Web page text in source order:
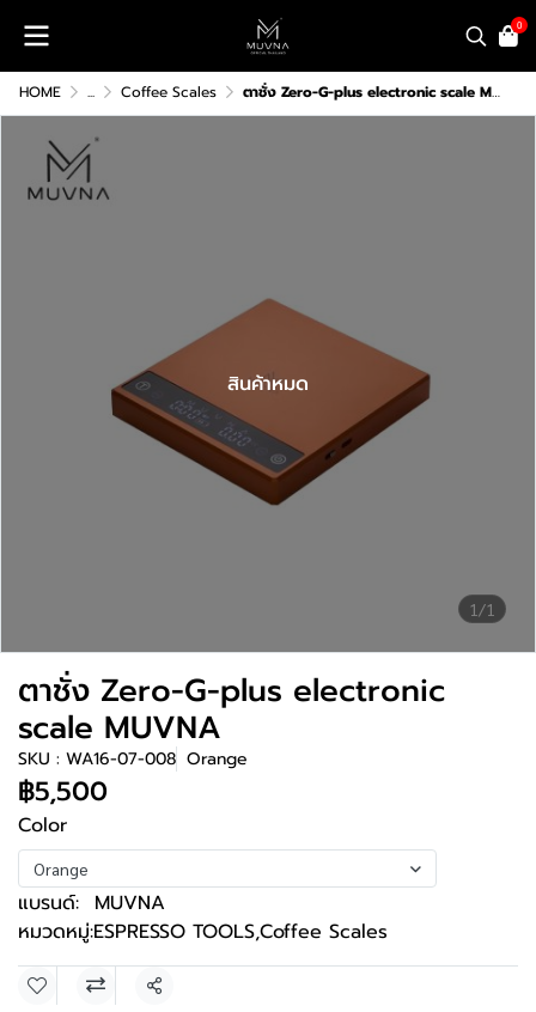
0
HOME ... Coffee Scales ตาชั่ง Zero-G-plus electronic scale MUVNA
1/1
สินค้าหมด
ตาชั่ง Zero-G-plus electronic
scale MUVNA
SKU : WA16-07-008 Orange
฿5,500
Color
Orange
แบรนด์: MUVNA
หมวดหมู่:ESPRESSO TOOLS,Coffee Scales
แชร์